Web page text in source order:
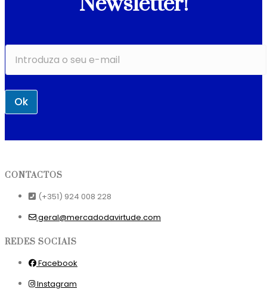
Ok
CONTACTOS
(+351) 924 008 228
geral@mercadodavirtude.com
REDES SOCIAIS
Facebook
Instagram